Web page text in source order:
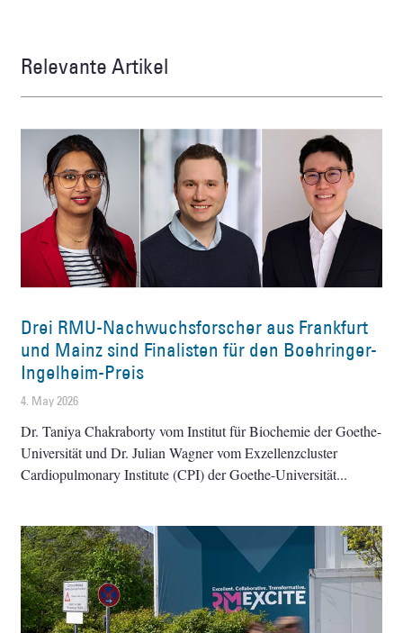
Relevante Artikel
Drei RMU-Nachwuchsforscher aus Frankfurt
und Mainz sind Finalisten für den Boehringer-
Ingelheim-Preis
4. May 2026
Dr. Taniya Chakraborty vom Institut für Biochemie der Goethe-
Universität und Dr. Julian Wagner vom Exzellenzcluster
Cardiopulmonary Institute (CPI) der Goethe-Universität